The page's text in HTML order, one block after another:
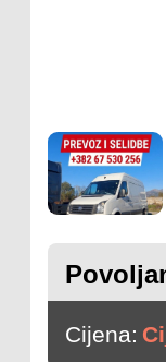
Cijena: